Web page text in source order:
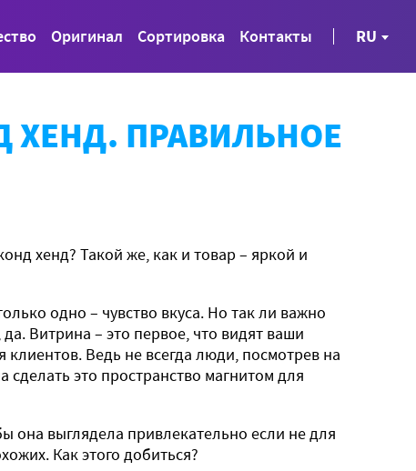
Оригинал Сортировка Контакты RU
ХЕНД. ПРАВИЛЬНОЕ
хенд? Такой же, как и товар – яркой и
одно – чувство вкуса. Но так ли важно
Витрина – это первое, что видят ваши
Ведь не всегда люди, посмотрев на
сделать это пространство магнитом для
она выглядела привлекательно если не для
Как этого добиться?